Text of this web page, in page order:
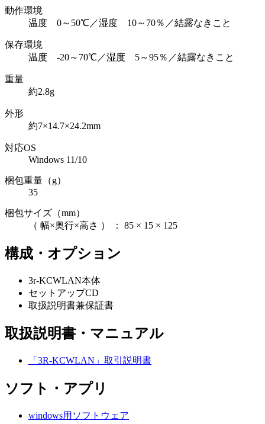
動作環境
温度 0～50℃／湿度 10～70％／結露なきこと
保存環境
温度 -20～70℃／湿度 5～95％／結露なきこと
重量
約2.8g
外形
約7×14.7×24.2mm
対応OS
Windows 11/10
梱包重量（g）
35
梱包サイズ（mm）
（ 幅×奥行×高さ ） ： 85 × 15 × 125
構成・オプション
3r-KCWLAN本体
セットアップCD
取扱説明書兼保証書
取扱説明書・マニュアル
「3R-KCWLAN」取引説明書
ソフト・アプリ
windows用ソフトウェア